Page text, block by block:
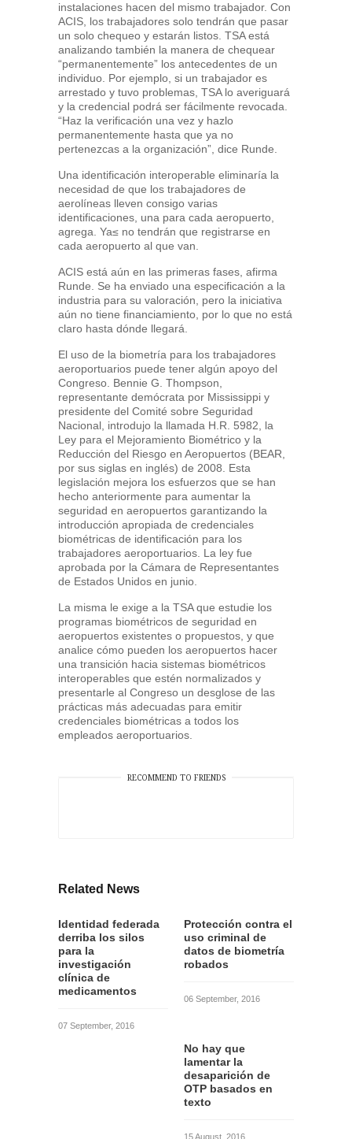
instalaciones hacen del mismo trabajador. Con
ACIS, los trabajadores solo tendrán que pasar
un solo chequeo y estarán listos. TSA está
analizando también la manera de chequear
“permanentemente” los antecedentes de un
individuo. Por ejemplo, si un trabajador es
arrestado y tuvo problemas, TSA lo averiguará
y la credencial podrá ser fácilmente revocada.
“Haz la verificación una vez y hazlo
permanentemente hasta que ya no
pertenezcas a la organización”, dice Runde.
Una identificación interoperable eliminaría la
necesidad de que los trabajadores de
aerolíneas lleven consigo varias
identificaciones, una para cada aeropuerto,
agrega. Ya≤ no tendrán que registrarse en
cada aeropuerto al que van.
ACIS está aún en las primeras fases, afirma
Runde. Se ha enviado una especificación a la
industria para su valoración, pero la iniciativa
aún no tiene financiamiento, por lo que no está
claro hasta dónde llegará.
El uso de la biometría para los trabajadores
aeroportuarios puede tener algún apoyo del
Congreso. Bennie G. Thompson,
representante demócrata por Mississippi y
presidente del Comité sobre Seguridad
Nacional, introdujo la llamada H.R. 5982, la
Ley para el Mejoramiento Biométrico y la
Reducción del Riesgo en Aeropuertos (BEAR,
por sus siglas en inglés) de 2008. Esta
legislación mejora los esfuerzos que se han
hecho anteriormente para aumentar la
seguridad en aeropuertos garantizando la
introducción apropiada de credenciales
biométricas de identificación para los
trabajadores aeroportuarios. La ley fue
aprobada por la Cámara de Representantes
de Estados Unidos en junio.
La misma le exige a la TSA que estudie los
programas biométricos de seguridad en
aeropuertos existentes o propuestos, y que
analice cómo pueden los aeropuertos hacer
una transición hacia sistemas biométricos
interoperables que estén normalizados y
presentarle al Congreso un desglose de las
prácticas más adecuadas para emitir
credenciales biométricas a todos los
empleados aeroportuarios.
RECOMMEND TO FRIENDS
Related News
Identidad federada
derriba los silos
para la
investigación
clínica de
medicamentos
07 September, 2016
Protección contra el
uso criminal de
datos de biometría
robados
06 September, 2016
No hay que
lamentar la
desaparición de
OTP basados en
texto
15 August, 2016